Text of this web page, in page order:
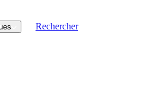
Rechercher